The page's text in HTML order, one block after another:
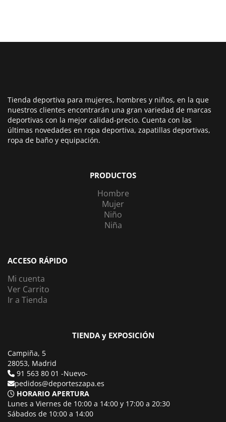
Tienda deportiva para mujeres, hombres y niños, en la que
nuestros clientes encontrarán una gran variedad de marcas
deportivas con la mejor calidad-precio. Cuenta con las
últimas novedades en ropa deportiva, zapatillas deportivas,
ropa de baño y equipación.
PRODUCTOS
Hombre
Mujer
Niño
Niña
ACCESO RÁPIDO
Mi cuenta
Ver Carrito
Ir a Tienda
TIENDA y EXPOSICIÓN
Campiña, 5
28053, Madrid
91 563 80 01 -Nuevo-
pedidos@deporteszapa.es
HORARIO APERTURA
Lunes a Viernes de 10:00 a 14:00 y 17:00 a 20:30
Sábados de 10:00 a 14:00